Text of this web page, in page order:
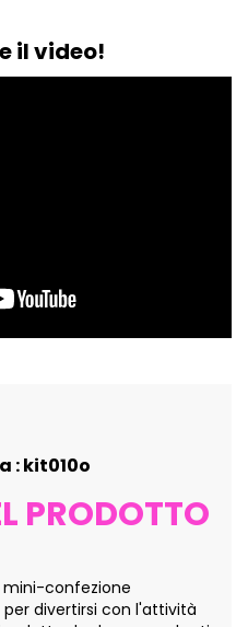
il video!
: kit010o
PRODOTTO
mini-confezione
divertirsi con l'attività